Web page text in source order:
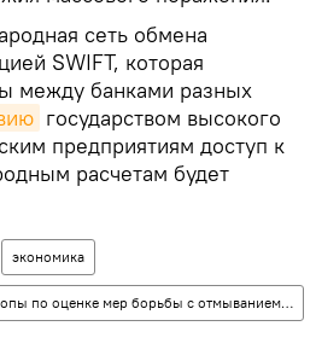
сеть обмена
SWIFT, которая
между банками разных
государством высокого
предприятиям доступ к
расчетам будет
экономика
комитет экспертов Совета Европы по оценке мер борьбы с отмыванием денег Moneyval